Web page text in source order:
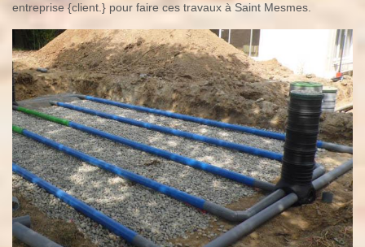
entreprise {client.} pour faire ces travaux à Saint Mesmes.